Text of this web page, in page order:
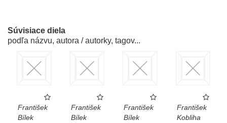
Súvisiace diela
podľa názvu, autora / autorky, tagov...
František
Bílek
František
Bílek
František
Bílek
František
Kobliha